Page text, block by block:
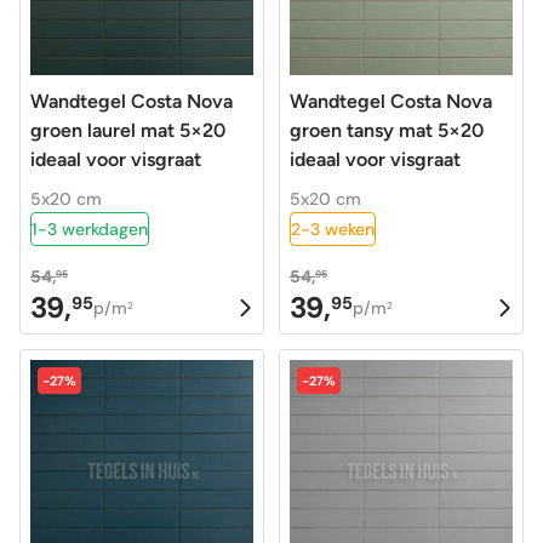
Wandtegel Costa Nova
groen laurel mat 5×20
ideaal voor visgraat
5x20 cm
1-3 werkdagen
54,95
Oorspronkelijke
prijs
was:
54,95.
39,95
Huidige
prijs
is:
39,95.
p/m2
Wandtegel Costa Nova
groen tansy mat 5×20
ideaal voor visgraat
5x20 cm
2-3 weken
54,95
Oorspronkelijke
prijs
was:
54,95.
39,95
Huidige
prijs
is:
39,95.
p/m2
-27% -27%